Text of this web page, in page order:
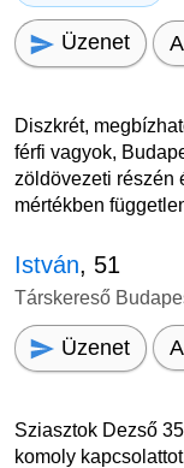
Üzenet
Diszkrét,
férfi vagyok,
zöldövezeti részén
mértékben
István, 51
Társkereső
Üzenet
Sziasztok Dezső
komoly